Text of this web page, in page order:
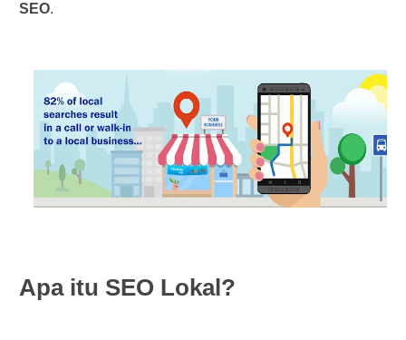
SEO.
Apa itu SEO Lokal?